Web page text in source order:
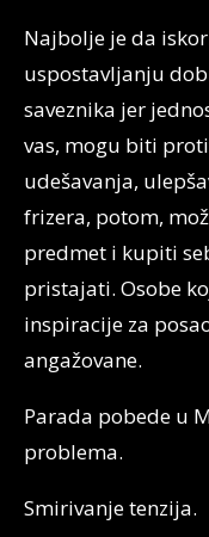
Najbolje je da
uspostavljanju
saveznika jer
vas, mogu biti
udešavanja,
frizera, potom,
predmet i kupiti
pristajati. Osobe
inspiracije za
angažovane.
Parada pobede u
problema.
Smirivanje tenzija.